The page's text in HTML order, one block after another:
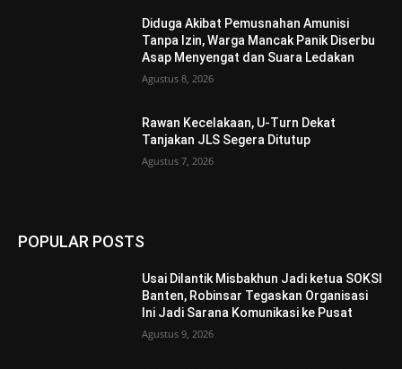
Diduga Akibat Pemusnahan Amunisi
Tanpa Izin, Warga Mancak Panik Diserbu
Asap Menyengat dan Suara Ledakan
Agustus 8, 2026
Rawan Kecelakaan, U-Turn Dekat
Tanjakan JLS Segera Ditutup
Agustus 7, 2026
POPULAR POSTS
Usai Dilantik Misbakhun Jadi ketua SOKSI
Banten, Robinsar Tegaskan Organisasi
Ini Jadi Sarana Komunikasi ke Pusat
Agustus 9, 2026